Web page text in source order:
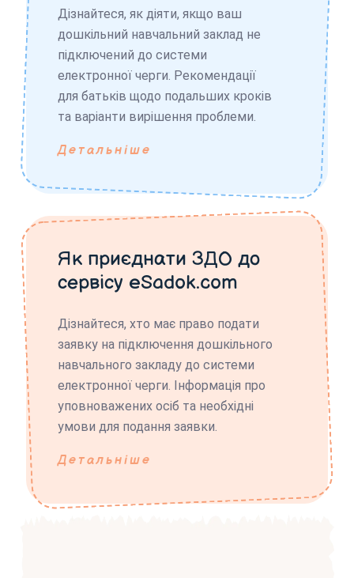
Дізнайтеся, як діяти, якщо ваш
дошкільний навчальний заклад не
підключений до системи
електронної черги. Рекомендації
для батьків щодо подальших кроків
та варіанти вирішення проблеми.
Детальніше
Як приєднати ЗДО до
сервісу eSadok.com
Дізнайтеся, хто має право подати
заявку на підключення дошкільного
навчального закладу до системи
електронної черги. Інформація про
уповноважених осіб та необхідні
умови для подання заявки.
Детальніше